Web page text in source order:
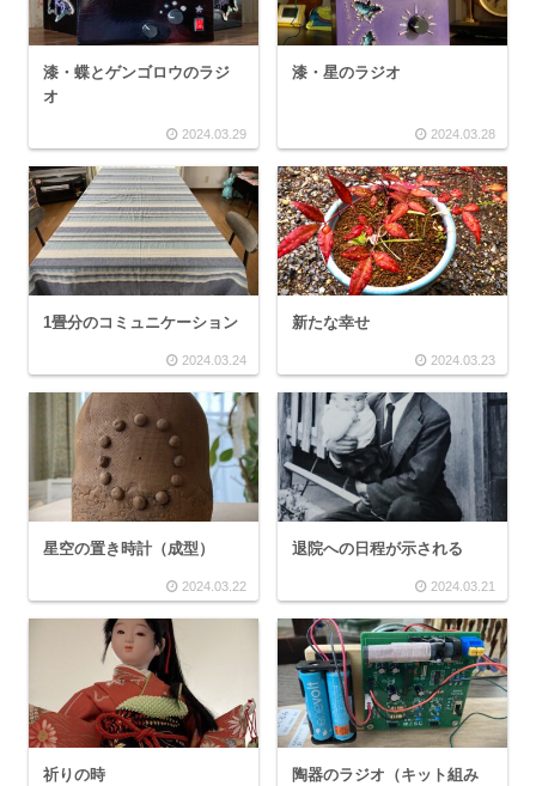
漆・蝶とゲンゴロウのラジ
オ
2024.03.29
漆・星のラジオ
2024.03.28
1畳分のコミュニケーション
2024.03.24
新たな幸せ
2024.03.23
星空の置き時計（成型）
2024.03.22
退院への日程が示される
2024.03.21
祈りの時 陶器のラジオ（キット組み